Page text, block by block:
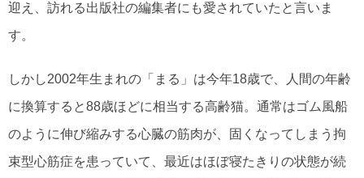
迎え、訪れる出版社の編集者にも愛されていたと言いま
す。
しかし2002年生まれの「まる」は今年18歳で、人間の年齢
に換算すると88歳ほどに相当する高齢猫。通常はゴム風船
のように伸び縮みする心臓の筋肉が、固くなってしまう拘
束型心筋症を患っていて、最近はほぼ寝たきりの状態が続